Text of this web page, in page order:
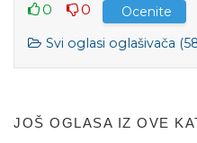
0
0
Ocenite
Svi oglasi oglašivača
JOŠ OGLASA IZ OVE